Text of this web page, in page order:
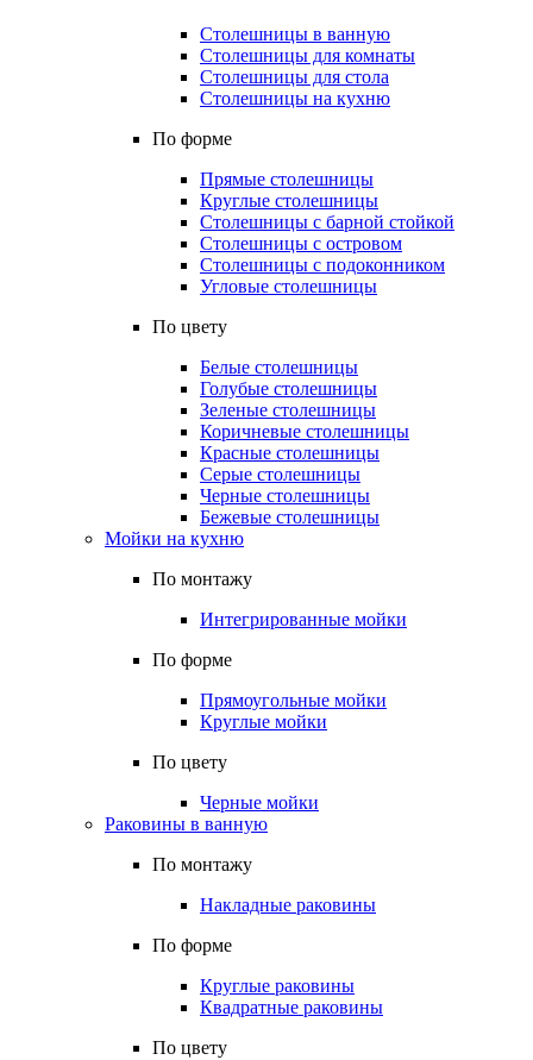
Столешницы в ванную
Столешницы для комнаты
Столешницы для стола
Столешницы на кухню
По форме
Прямые столешницы
Круглые столешницы
Столешницы с барной стойкой
Столешницы с островом
Столешницы с подоконником
Угловые столешницы
По цвету
Белые столешницы
Голубые столешницы
Зеленые столешницы
Коричневые столешницы
Красные столешницы
Серые столешницы
Черные столешницы
Бежевые столешницы
Мойки на кухню
По монтажу
Интегрированные мойки
По форме
Прямоугольные мойки
Круглые мойки
По цвету
Черные мойки
Раковины в ванную
По монтажу
Накладные раковины
По форме
Круглые раковины
Квадратные раковины
По цвету